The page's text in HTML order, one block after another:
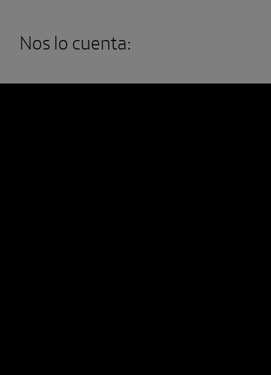
Nos lo cuenta: